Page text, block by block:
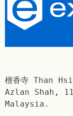
檀香寺 Than
Azlan Shah,
Malaysia.